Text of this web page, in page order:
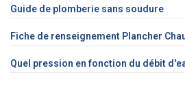
Guide de plomberie sans soudure
Fiche de renseignement Plancher
Quel pression en fonction du débit